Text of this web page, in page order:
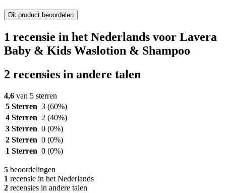
Dit product beoordelen
1 recensie in het Nederlands voor Lavera
Baby & Kids Waslotion & Shampoo
2 recensies in andere talen
4,6 van 5 sterren
5 Sterren 3 (60%)
4 Sterren 2 (40%)
3 Sterren 0 (0%)
2 Sterren 0 (0%)
1 Sterren 0 (0%)
5 beoordelingen
1 recensie in het Nederlands
2 recensies in andere talen